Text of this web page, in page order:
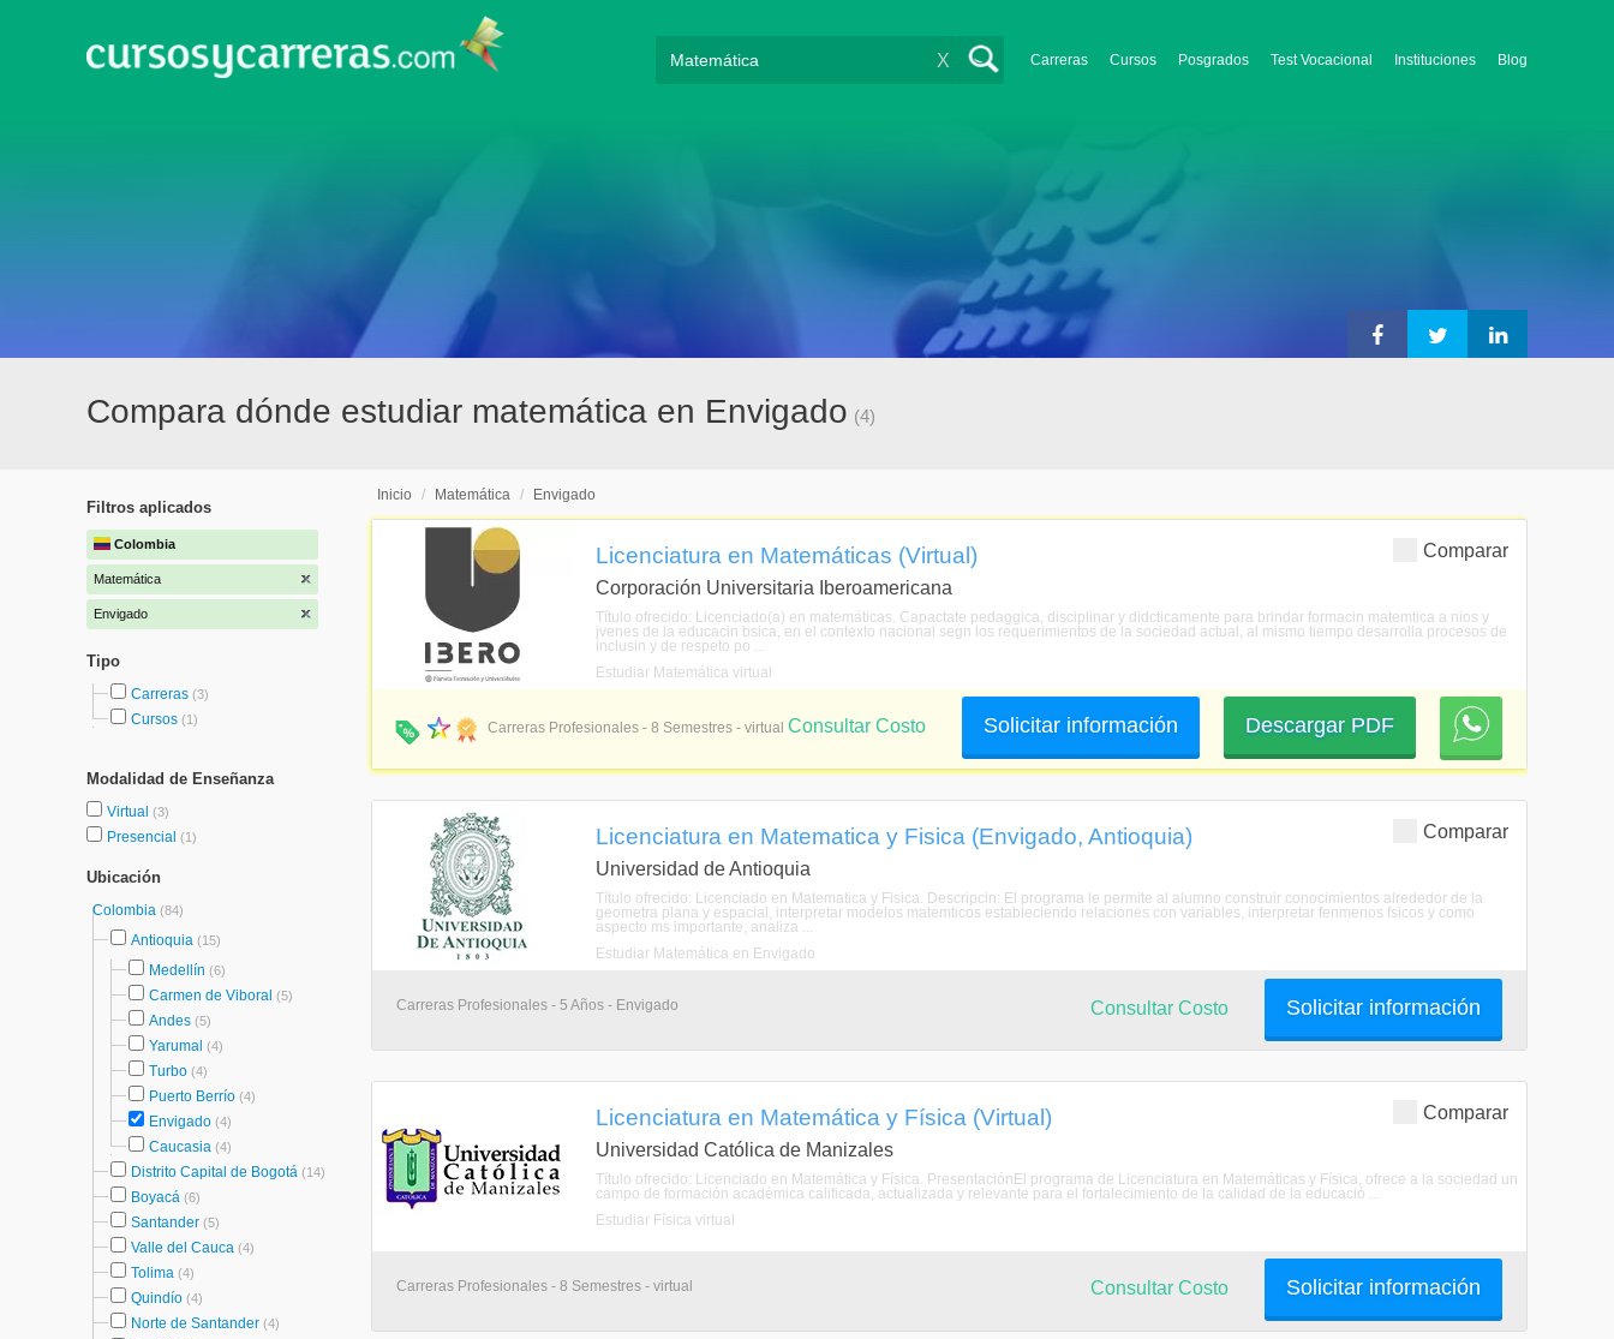
Carreras Cursos Posgrados Test Vocacional Instituciones Blog
X
Compara dónde estudiar matemática en Envigado (4)
Filtros aplicados
Colombia
Matemática
Envigado
Tipo
Carreras (3)
Cursos (1)
Modalidad de Enseñanza
Virtual (3)
Presencial (1)
Ubicación
Colombia (84)
Antioquia (15)
Medellín (6)
Carmen de Viboral (5)
Andes (5)
Yarumal (4)
Turbo (4)
Puerto Berrío (4)
Envigado (4)
Caucasia (4)
Distrito Capital de Bogotá (14)
Boyacá (6)
Santander (5)
Valle del Cauca (4)
Tolima (4)
Quindío (4)
Norte de Santander (4)
Inicio / Matemática / Envigado
Comparar
Licenciatura en Matemáticas (Virtual)
Corporación Universitaria Iberoamericana
Título ofrecido: Licenciado(a) en matemáticas. Capactate pedaggica, disciplinar y didcticamente para brindar formacin matemtica a nios y
jvenes de la educacin bsica, en el contexto nacional segn los requerimientos de la sociedad actual, al mismo tiempo desarrolla procesos de
inclusin y de respeto po ...
Estudiar Matemática virtual
Carreras Profesionales - 8 Semestres - virtual Descargar PDF
Solicitar información
Consultar Costo
Comparar
Licenciatura en Matematica y Fisica (Envigado, Antioquia)
Universidad de Antioquia
Título ofrecido: Licenciado en Matematica y Fisica. Descripcin: El programa le permite al alumno construir conocimientos alrededor de la
geometra plana y espacial, interpretar modelos matemticos estableciendo relaciones con variables, interpretar fenmenos fsicos y como
aspecto ms importante, analiza ...
Estudiar Matemática en Envigado
Carreras Profesionales - 5 Años - Envigado Solicitar información
Consultar Costo
Comparar
Licenciatura en Matemática y Física (Virtual)
Universidad Católica de Manizales
Título ofrecido: Licenciado en Matemática y Física. PresentaciónEl programa de Licenciatura en Matemáticas y Física, ofrece a la sociedad un
campo de formación académica calificada, actualizada y relevante para el fortalecimiento de la calidad de la educació ...
Estudiar Física virtual
Carreras Profesionales - 8 Semestres - virtual Solicitar información
Consultar Costo